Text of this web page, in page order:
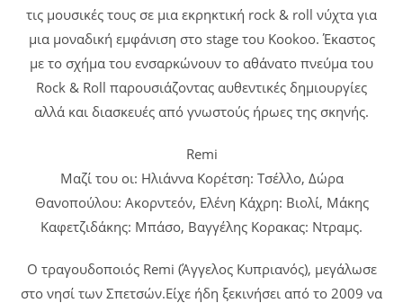
τις μουσικές τους σε μια εκρηκτική rock & roll νύχτα για
μια μοναδική εμφάνιση στο stage του Kookoo. Έκαστος
με το σχήμα του ενσαρκώνουν το αθάνατο πνεύμα του
Rock & Roll παρουσιάζοντας αυθεντικές δημιουργίες
αλλά και διασκευές από γνωστούς ήρωες της σκηνής.
Remi
Μαζί του οι: Ηλιάννα Κορέτση: Τσέλλο, Δώρα
Θανοπούλου: Ακορντεόν, Ελένη Κάχρη: Βιολί, Μάκης
Καφετζιδάκης: Μπάσο, Βαγγέλης Κορακας: Ντραμς.
Ο τραγουδοποιός Remi (Άγγελος Κυπριανός), μεγάλωσε
στο νησί των Σπετσών.Είχε ήδη ξεκινήσει από το 2009 να